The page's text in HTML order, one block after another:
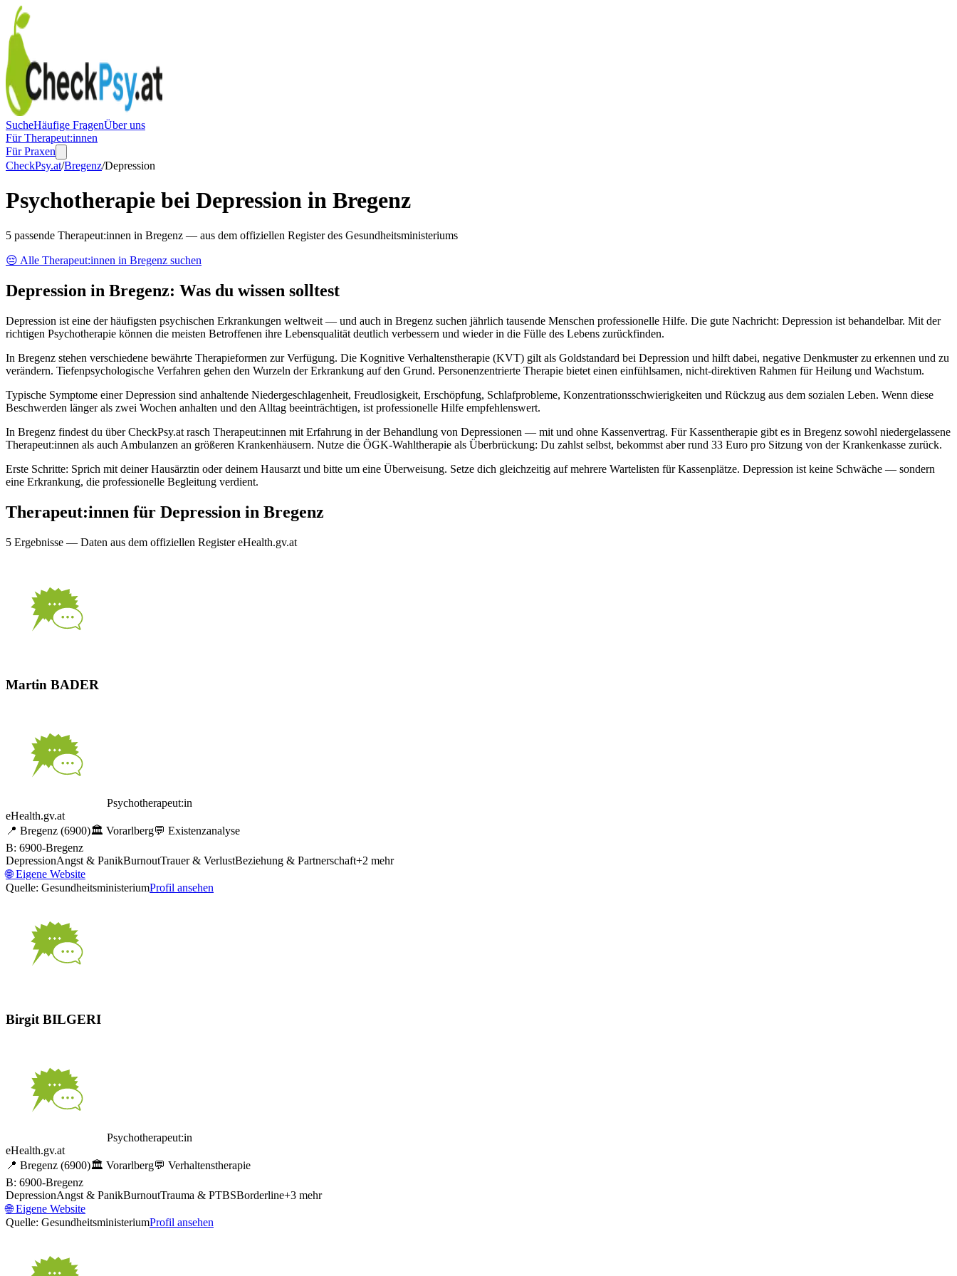
SucheHäufige FragenÜber uns
Für Therapeut:innen
Für Praxen
CheckPsy.at/Bregenz/Depression
Psychotherapie bei Depression in Bregenz
5 passende Therapeut:innen in Bregenz — aus dem offiziellen Register des Gesundheitsministeriums
😔 Alle Therapeut:innen in Bregenz suchen
Depression in Bregenz: Was du wissen solltest
Depression ist eine der häufigsten psychischen Erkrankungen weltweit — und auch in Bregenz suchen jährlich tausende Menschen professionelle Hilfe. Die gute Nachricht: Depression ist behandelbar. Mit der
richtigen Psychotherapie können die meisten Betroffenen ihre Lebensqualität deutlich verbessern und wieder in die Fülle des Lebens zurückfinden.
In Bregenz stehen verschiedene bewährte Therapieformen zur Verfügung. Die Kognitive Verhaltenstherapie (KVT) gilt als Goldstandard bei Depression und hilft dabei, negative Denkmuster zu erkennen und zu
verändern. Tiefenpsychologische Verfahren gehen den Wurzeln der Erkrankung auf den Grund. Personenzentrierte Therapie bietet einen einfühlsamen, nicht-direktiven Rahmen für Heilung und Wachstum.
Typische Symptome einer Depression sind anhaltende Niedergeschlagenheit, Freudlosigkeit, Erschöpfung, Schlafprobleme, Konzentrationsschwierigkeiten und Rückzug aus dem sozialen Leben. Wenn diese
Beschwerden länger als zwei Wochen anhalten und den Alltag beeinträchtigen, ist professionelle Hilfe empfehlenswert.
In Bregenz findest du über CheckPsy.at rasch Therapeut:innen mit Erfahrung in der Behandlung von Depressionen — mit und ohne Kassenvertrag. Für Kassentherapie gibt es in Bregenz sowohl niedergelassene
Therapeut:innen als auch Ambulanzen an größeren Krankenhäusern. Nutze die ÖGK-Wahltherapie als Überbrückung: Du zahlst selbst, bekommst aber rund 33 Euro pro Sitzung von der Krankenkasse zurück.
Erste Schritte: Sprich mit deiner Hausärztin oder deinem Hausarzt und bitte um eine Überweisung. Setze dich gleichzeitig auf mehrere Wartelisten für Kassenplätze. Depression ist keine Schwäche — sondern
eine Erkrankung, die professionelle Begleitung verdient.
Therapeut:innen für Depression in Bregenz
5 Ergebnisse — Daten aus dem offiziellen Register eHealth.gv.at
Martin BADER
Psychotherapeut:in
eHealth.gv.at
📍 Bregenz (6900)🏛️ Vorarlberg💬 Existenzanalyse
B: 6900-Bregenz
DepressionAngst & PanikBurnoutTrauer & VerlustBeziehung & Partnerschaft+2 mehr
🌐Eigene Website
Quelle: GesundheitsministeriumProfil ansehen
Birgit BILGERI
Psychotherapeut:in
eHealth.gv.at
📍 Bregenz (6900)🏛️ Vorarlberg💬 Verhaltenstherapie
B: 6900-Bregenz
DepressionAngst & PanikBurnoutTrauma & PTBSBorderline+3 mehr
🌐Eigene Website
Quelle: GesundheitsministeriumProfil ansehen